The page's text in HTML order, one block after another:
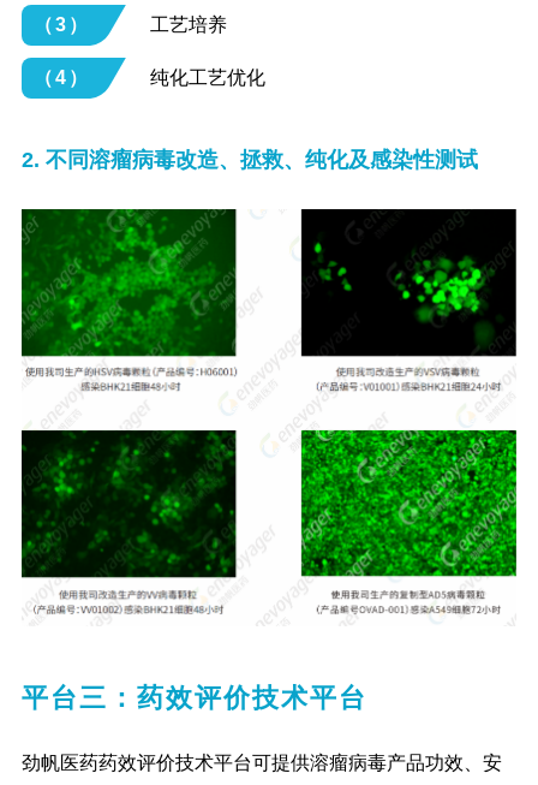
（3） 工艺培养
（4） 纯化工艺优化
2. 不同溶瘤病毒改造、拯救、纯化及感染性测试
平台三：药效评价技术平台
劲帆医药药效评价技术平台可提供溶瘤病毒产品功效、安